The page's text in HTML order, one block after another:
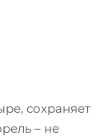
сохраняет
– не